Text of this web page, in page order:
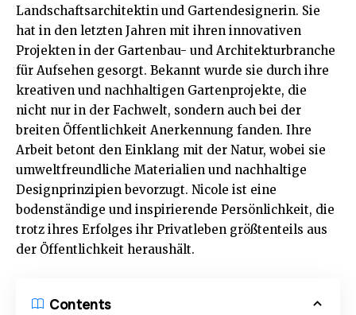
Landschaftsarchitektin und Gartendesignerin. Sie
hat in den letzten Jahren mit ihren innovativen
Projekten in der Gartenbau- und Architekturbranche
für Aufsehen gesorgt. Bekannt wurde sie durch ihre
kreativen und nachhaltigen Gartenprojekte, die
nicht nur in der Fachwelt, sondern auch bei der
breiten Öffentlichkeit Anerkennung fanden. Ihre
Arbeit betont den Einklang mit der Natur, wobei sie
umweltfreundliche Materialien und nachhaltige
Designprinzipien bevorzugt. Nicole ist eine
bodenständige und inspirierende Persönlichkeit, die
trotz ihres Erfolges ihr Privatleben größtenteils aus
der Öffentlichkeit heraushält.
Contents